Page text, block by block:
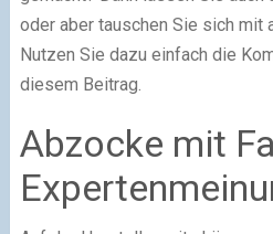
oder aber tauschen Sie sich mit
Nutzen Sie dazu einfach die
diesem Beitrag.
Abzocke mit